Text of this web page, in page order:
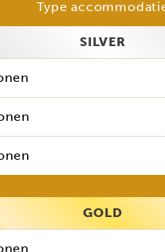
Type
SILVER
GOLD